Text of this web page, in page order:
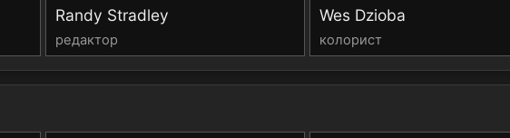
Randy Stradley
редактор
Wes Dzioba
колорист